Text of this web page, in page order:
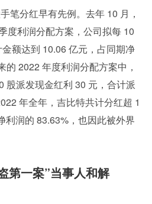
笔分红早有先例。去年 10 月，
度利润分配方案，公司拟每 10
额达到 10.06 亿元，占同期净
2022 年度利润分配方案中，
股派发现金红利 30 元，合计派
年全年，吉比特共计分红超 1
利润的 83.63%，也因此被外界
第一案”当事人和解